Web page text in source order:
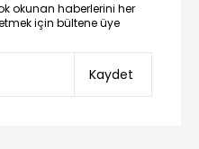
okunan haberlerini her
için bültene üye
Kaydet